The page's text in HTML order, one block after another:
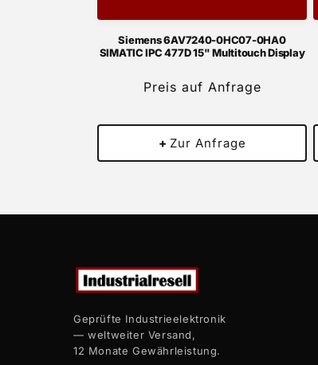
Siemens 6AV7240-0HC07-0HA0
SIMATIC IPC 477D 15" Multitouch Display
Preis auf Anfrage
+ Zur Anfrage
Geprüfte Industrieelektronik
— weltweiter Versand,
12 Monate Gewährleistung.